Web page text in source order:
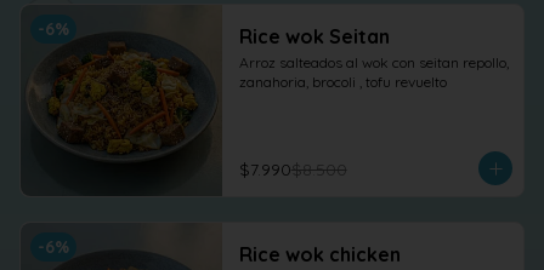
-6% Rice wok Seitan
Arroz salteados al wok con seitan repollo,
zanahoria, brocoli , tofu revuelto
$7.990$8.500
-6% Rice wok chicken